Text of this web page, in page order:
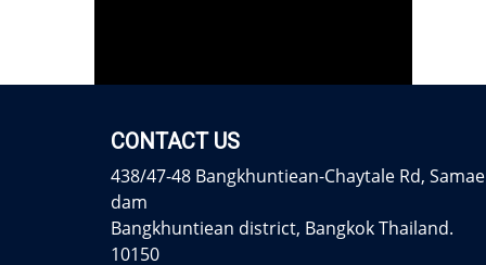
CONTACT US
438/47-48 Bangkhuntiean-Chaytale Rd, Samae
dam
Bangkhuntiean district, Bangkok Thailand.
10150